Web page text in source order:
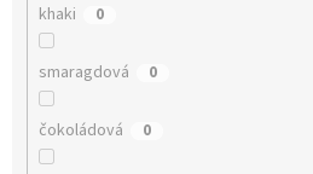
khaki 0
smaragdová 0
čokoládová 0